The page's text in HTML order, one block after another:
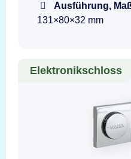
Ausführung,
131×80×32 mm
Elektronikschloss